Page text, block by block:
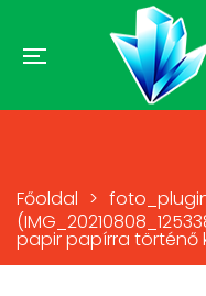
Főoldal >
papir papírra történő